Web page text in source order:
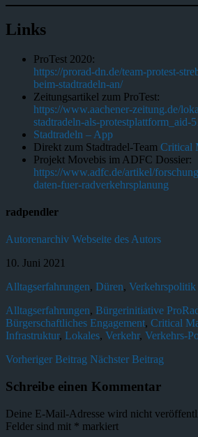
Links
ProTest 2020:
https://prorad-dn.de/team-protest-
beim-stadtradeln-an/
Zeitungsartikel zum ProTest:
https://www.aachener-zeitung.de/
stadtradeln-als-protestplattform_aid-
Stadtradeln – App
Direkt zum Stadtradel-Team Critical
Projekt Movebis im ADFC Dossier:
https://www.adfc.de/artikel/
daten-fuer-radverkehrsplanung
radpendler
Autorenarchiv Webseite des Autors
10. Juni 2021
Alltagserfahrungen, Düren, Verkehrspolitik
Alltagserfahrungen, Bürgerinitiative
Bürgerschaftliches Engagement, Critical
Infrastruktur, Lokales, Verkehr, Verkehrs-
Vorheriger Beitrag Nächster Beitrag
Schreibe einen Kommentar
Deine E-Mail-Adresse wird nicht
Felder sind mit * markiert